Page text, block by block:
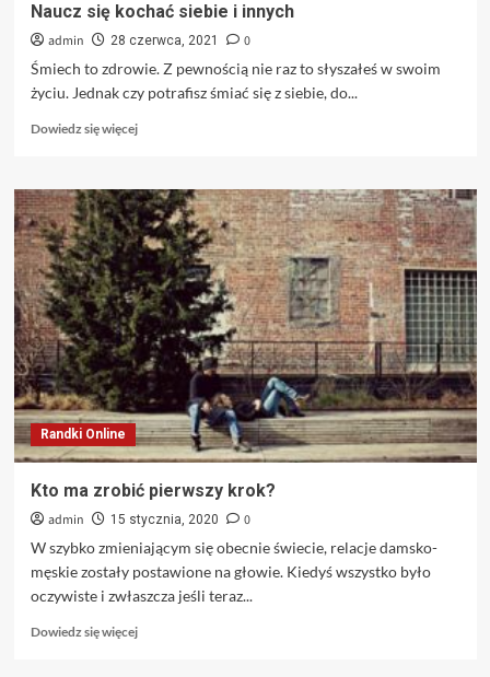
Naucz się kochać siebie i innych
admin 28 czerwca, 2021
0
Śmiech to zdrowie. Z pewnością nie raz to słyszałeś w swoim
życiu. Jednak czy potrafisz śmiać się z siebie, do...
Dowiedz się więcejDowiedz
o
Naucz
się
kochać
siebie
i
innych
Randki Online
Kto ma zrobić pierwszy krok?
admin 15 stycznia, 2020
0
W szybko zmieniającym się obecnie świecie, relacje damsko-
męskie zostały postawione na głowie. Kiedyś wszystko było
oczywiste i zwłaszcza jeśli teraz...
Dowiedz się więcejDowiedz